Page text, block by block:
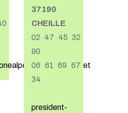
37190
CHEILLE
02 47 45 32
90
06 61 69 67
34
president-